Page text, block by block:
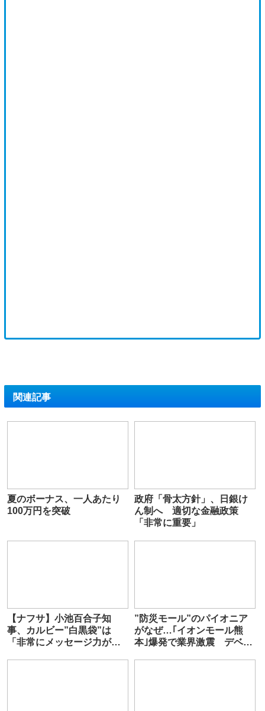
関連記事
夏のボーナス、一人あたり
100万円を突破
政府「骨太方針」、日銀け
ん制へ 適切な金融政策
「非常に重要」
【ナフサ】小池百合子知
事、カルビー”白黒袋”は
「非常にメッセージ力があ
”防災モール”のパイオニア
がなぜ…｢イオンモール熊
本｣爆発で業界激震 デベロ